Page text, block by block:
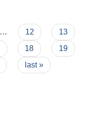
… 12
13
18
19
last »